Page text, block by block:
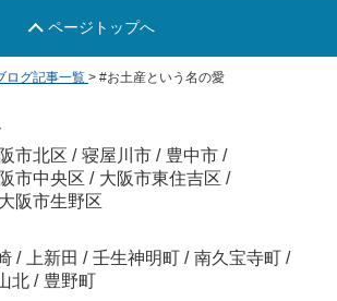
ページトップへ
ログ記事一覧 > #お土産という名の愛
市北区 / 寝屋川市 / 豊中市 /
市中央区 / 大阪市東住吉区 /
大阪市生野区
/ 上新田 / 壬生神明町 / 南久宝寺町 /
北 / 豊野町